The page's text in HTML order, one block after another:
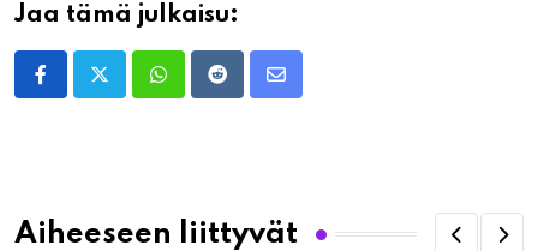
Jaa tämä julkaisu:
WhatsappRedditShare
Aiheeseen liittyvät